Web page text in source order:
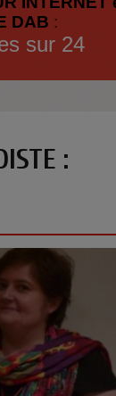
DAB :
sur 24
: